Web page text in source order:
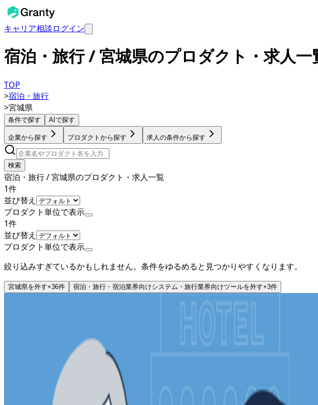
キャリア相談ログイン
宿泊・旅行 / 宮城県のプロダクト・求人一
TOP
>宿泊・旅行
>宮城県
条件で探す AIで探す
企業から探す プロダクトから探す 求人の条件から探す
検索
宿泊・旅行 / 宮城県のプロダクト・求人一覧
1件
並び替え
プロダクト単位で表示
1件
並び替え
プロダクト単位で表示
絞り込みすぎているかもしれません。条件をゆるめると見つかりやすくなります。
宮城県を外す+36件 宿泊・旅行・宿泊業界向けシステム・旅行業界向けツールを外す+3件
おもてなしHR